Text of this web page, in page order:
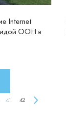
Internet
ООН в
41 42